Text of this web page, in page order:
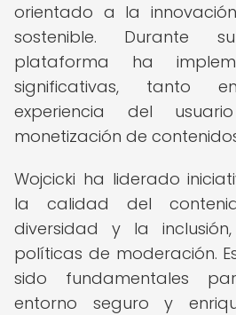
orientado a la
sostenible. Durante
plataforma ha
significativas, tanto
experiencia del
monetización de
Wojcicki ha liderado
la calidad del
diversidad y la
políticas de moderación.
sido fundamentales
entorno seguro y